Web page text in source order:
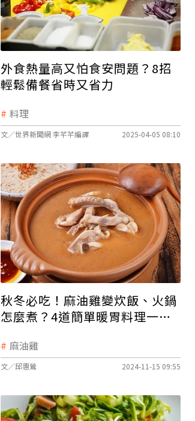
外食熱量高又怕食安問題？8招
輕鬆備餐省時又省力
料理
文／世界新聞網 李芊芊編譯 2025-04-05 08:10
秋冬必吃！麻油雞變炊飯、火鍋
怎麼煮？4道簡單暖胃料理一次
麻油雞
文／邱惠鶯 2024-11-15 09:55